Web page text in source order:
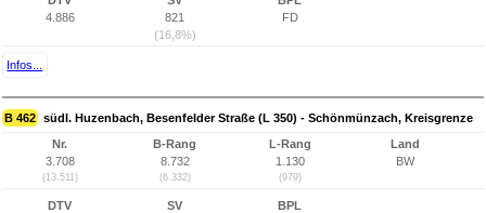
4.886
821
(16,8%)
FD
Infos...
B 462 südl. Huzenbach, Besenfelder Straße (L 350) - Schönmünzach, Kreisgrenze
Nr.
3.708
(13.511)
B-Rang
8.732
(6.332)
L-Rang
1.130
(979)
Land
BW
DTV
SV
BPL